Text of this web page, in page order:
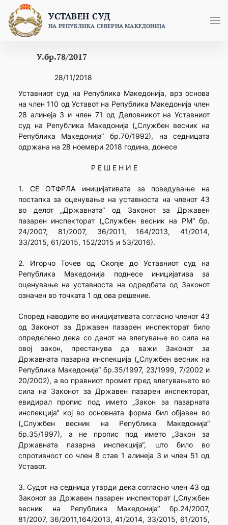
content
УСТАВЕН СУД
НА РЕПУБЛИКА СЕВЕРНА МАКЕДОНИЈА
У.бр.78/2017
28/11/2018
Уставниот суд на Република Македонија, врз основа
на член 110 од Уставот на Република Македонија член
28 алинеја 3 и член 71 од Деловникот на Уставниот
суд на Република Македонија („Службен весник на
Република Македонија“ бр.70/1992), на седницатa
одржана на 28 ноември 2018 година, донесе
Р Е Ш Е Н И Е
1. СЕ ОТФРЛА иницијативата за поведување на
постапка за оценување на уставноста на членот 43
во делот „Државната“ од Законот за Државен
пазарен инспекторат („Службен весник на РМ“ бр.
24/2007, 81/2007, 36/2011, 164/2013, 41/2014,
33/2015, 61/2015, 152/2015 и 53/2016).
2. Игорчо Точев од Скопје до Уставниот суд на
Република Македонија поднесе иницијатива за
оценување на уставноста на одредбата од Законот
означен во точката 1 од ова решение.
Според наводите во иницијативата согласно членот 43
од Законот за Државен пазарен инспекторат било
определено дека со денот на влегување во сила на
овој закон, престанува да важи Законот за
Државната пазарна инспекција („Службен весник на
Република Македонија“ бр.35/1997, 23/1999, 7/2002 и
20/2002), а во правниот промет пред влегувањето во
сила на Законот за Државен пазарен инспекторат,
евидирал пропис под името „Закон за пазарната
инспекција“ кој во основната форма бил објавен во
(„Службен весник на Република Македонија“
бр.35/1997), а не пропис под името „Закон за
Државната пазарна инспекција“, што било во
спротивност со член 8 став 1 алинеја 3 и член 51 од
Уставот.
3. Судот на седница утврди дека согласно член 43 од
Законот за Државен пазарен инспекторат („Службен
весник на Република Македонија“ бр.24/2007,
81/2007, 36/2011,164/2013, 41/2014, 33/2015, 61/2015,